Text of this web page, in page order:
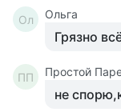
Ол Ольга
Грязно
ПП Простой
не